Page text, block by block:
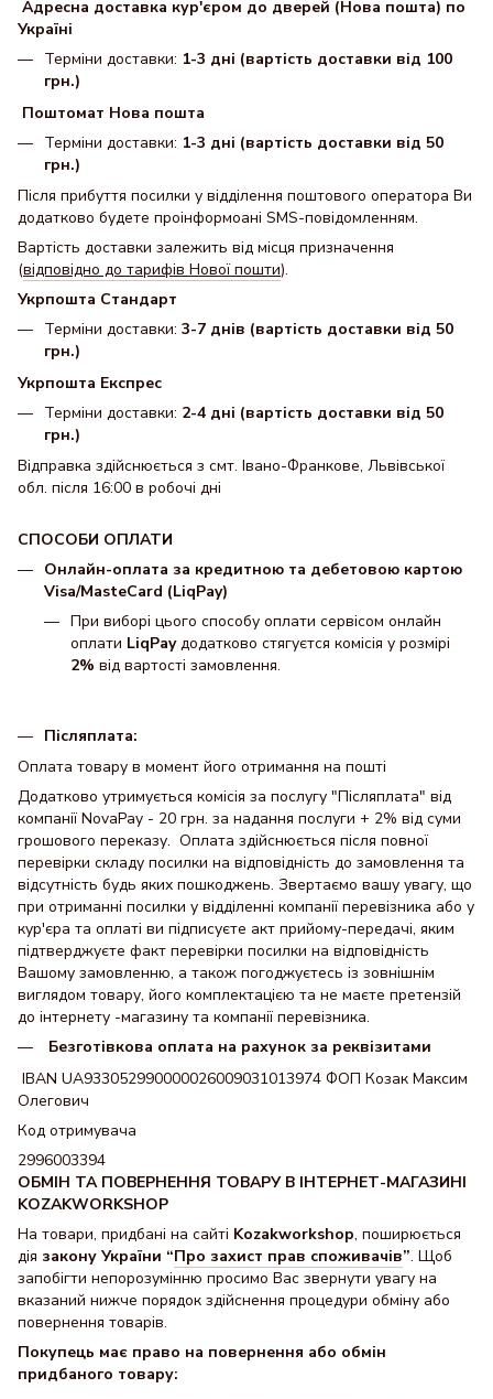
Адресна доставка кур'єром до дверей (Нова пошта) по
Україні
Терміни доставки: 1-3 дні (вартість доставки від 100
грн.)
Поштомат Нова пошта
Терміни доставки: 1-3 дні (вартість доставки від 50
грн.)
Після прибуття посилки у відділення поштового оператора Ви
додатково будете проінформоані SMS-повідомленням.
Вартість доставки залежить від місця призначення
(відповідно до тарифів Нової пошти).
Укрпошта Стандарт
Терміни доставки: 3-7 днів (вартість доставки від 50
грн.)
Укрпошта Експрес
Терміни доставки: 2-4 дні (вартість доставки від 50
грн.)
Відправка здійснюється з смт. Івано-Франкове, Львівської
обл. після 16:00 в робочі дні
СПОСОБИ ОПЛАТИ
Онлайн-оплата за кредитною та дебетовою картою
Visa/MasteCard (LiqPay)
При виборі цього способу оплати сервісом онлайн
оплати LiqPayдодатково стягуєтся комісія у розмірі
2% від вартості замовлення.
Післяплата:
Оплата товару в момент його отримання на пошті
Додатково утримується комісія за послугу "Післяплата" від
компанії NovaPay - 20 грн. за надання послуги + 2% від суми
грошового переказу. Оплата здійснюється після повної
перевірки складу посилки на відповідність до замовлення та
відсутність будь яких пошкоджень. Звертаємо вашу увагу, що
при отриманні посилки у відділенні компанії перевізника або у
кур'єра та оплаті ви підписуєте акт прийому-передачі, яким
підтверджуєте факт перевірки посилки на відповідність
Вашому замовленню, а також погоджуєтесь із зовнішнім
виглядом товару, його комплектацією та не маєте претензій
до інтернету -магазину та компанії перевізника.
Безготівкова оплата на рахунок за реквізитами
IBAN UA933052990000026009031013974 ФОП Козак Максим
Олегович
Код отримувача
2996003394
ОБМІН ТА ПОВЕРНЕННЯ ТОВАРУ В ІНТЕРНЕТ-МАГАЗИНІ
KOZAKWORKSHOP
На товари, придбані на сайті Kozakworkshop, поширюється
дія закону України “Про захист прав споживачів”. Щоб
запобігти непорозумінню просимо Вас звернути увагу на
вказаний нижче порядок здійснення процедури обміну або
повернення товарів.
Покупець має право на повернення або обмін
придбаного товару: